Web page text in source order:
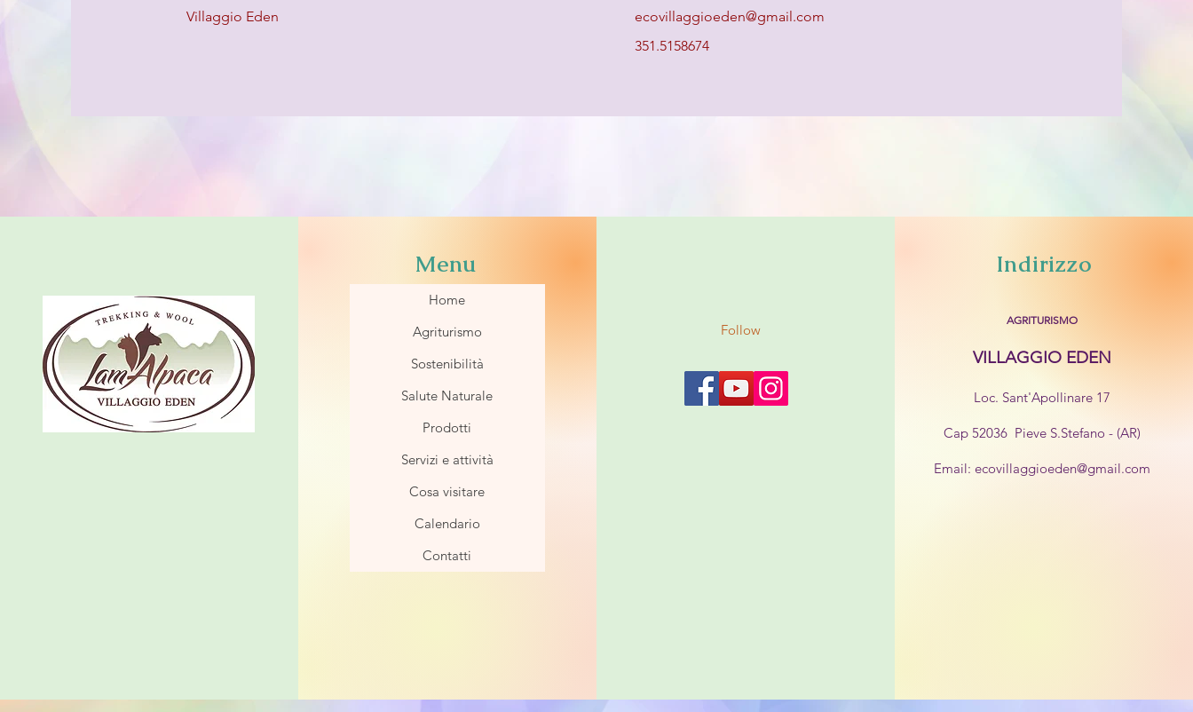
Villaggio Eden
ecovillaggioeden@gmail.com
351.5158674
Menu
Home
Agriturismo
Sostenibilità
Salute Naturale
Prodotti
Servizi e attività
Cosa visitare
Calendario
Contatti
Follow
Indirizzo
AGRITURISMO
VILLAGGIO EDEN
Loc. Sant'Apollinare 17
Cap 52036 Pieve S.Stefano - (AR)
Email: ecovillaggioeden@gmail.com